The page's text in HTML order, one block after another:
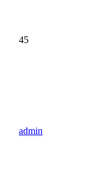
45
admin